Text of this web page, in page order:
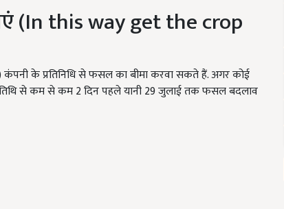
(In this way get the crop
कंपनी के प्रतिनिधि से फसल का बीमा करवा सकते हैं. अगर कोई
से कम से कम 2 दिन पहले यानी 29 जुलाई तक फसल बदलाव